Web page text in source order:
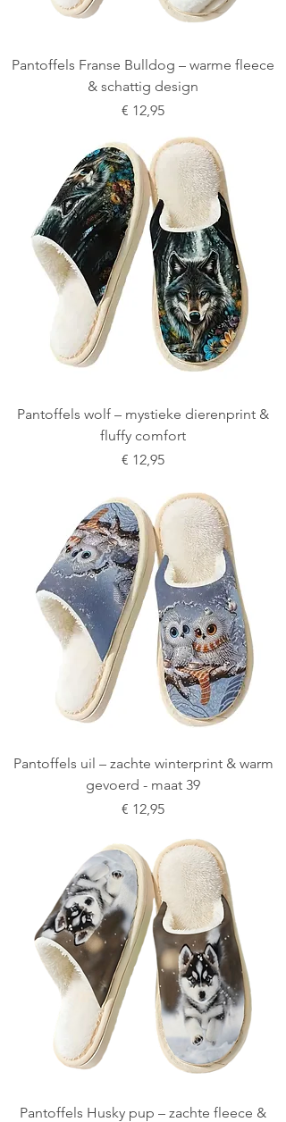
Pantoffels Franse Bulldog – warme fleece
& schattig design
Prijs
€ 12,95
Pantoffels wolf – mystieke dierenprint &
fluffy comfort
Prijs
€ 12,95
Pantoffels uil – zachte winterprint & warm
gevoerd - maat 39
Prijs
€ 12,95
Pantoffels Husky pup – zachte fleece &